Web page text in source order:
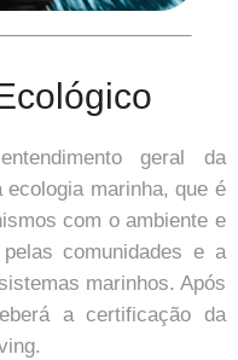
geral da
marinha, que é
com o ambiente e
comunidades e a
marinhos. Após
a certificação da